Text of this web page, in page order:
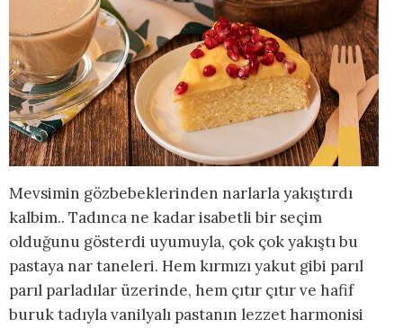
Mevsimin gözbebeklerinden narlarla yakıştırdı
kalbim.. Tadınca ne kadar isabetli bir seçim
olduğunu gösterdi uyumuyla, çok çok yakıştı bu
pastaya nar taneleri. Hem kırmızı yakut gibi parıl
parıl parladılar üzerinde, hem çıtır çıtır ve hafif
buruk tadıyla vanilyalı pastanın lezzet harmonisi